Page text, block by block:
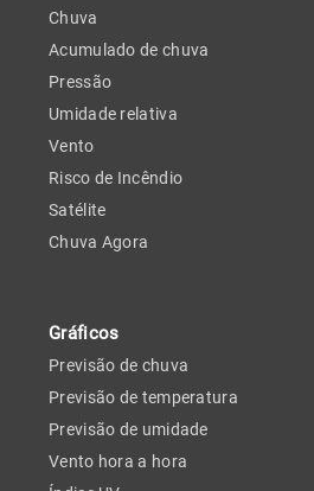
Chuva
Acumulado de chuva
Pressão
Umidade relativa
Vento
Risco de Incêndio
Satélite
Chuva Agora
Gráficos
Previsão de chuva
Previsão de temperatura
Previsão de umidade
Vento hora a hora